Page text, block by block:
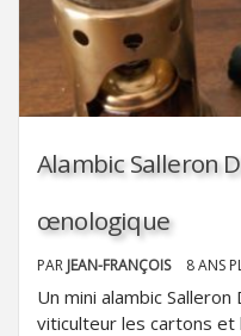
Alambic Salleron
œnologique
PAR JEAN-FRANÇOIS 8 ANS
Un mini alambic Salleron
viticulteur les cartons et